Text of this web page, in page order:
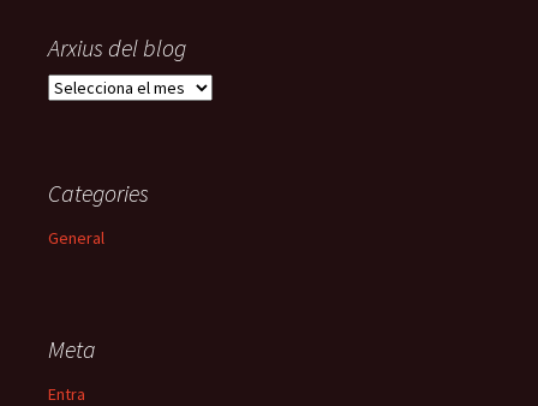
Arxius del blog
A
u
d
o
g
Categories
General
Meta
Entra